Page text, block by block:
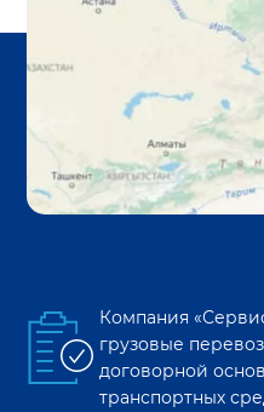
Компания
грузовые
договорной
транспортных